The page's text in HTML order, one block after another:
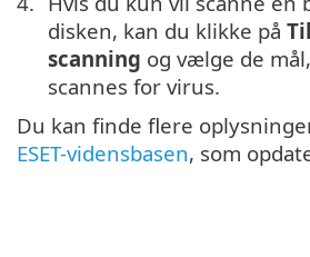
disken, kan du klikke på
scanning og vælge de
scannes for virus.
Du kan finde flere
ESET-vidensbasen, som